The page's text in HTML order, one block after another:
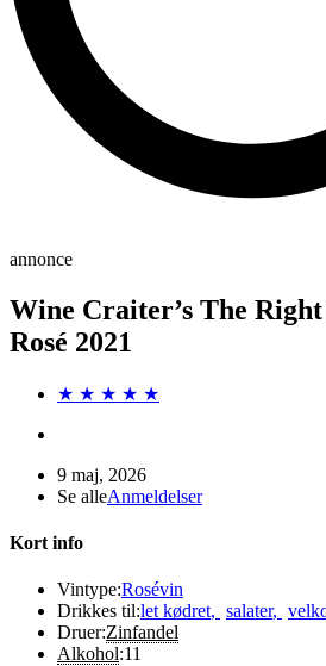
annonce
Wine Craiter’s The
Rosé 2021
★ ★ ★ ★ ★
9 maj, 2026
Se alleAnmeldelser
Kort info
Vintype:Rosévin
Drikkes til:let kødret, salater,
Druer:Zinfandel
Alkohol:11